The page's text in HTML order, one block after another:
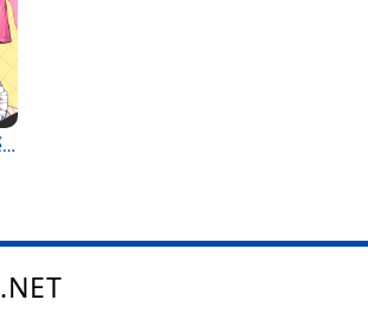
|END| Cậu Có Thể Ngừng Thích Tôi Được Không?!
.NET